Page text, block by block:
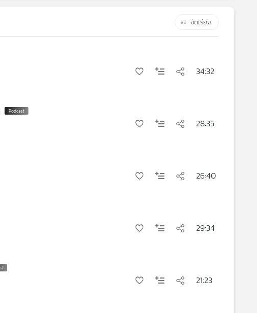
จัดเรียง
34:32
28:35
26:40
29:34
21:23